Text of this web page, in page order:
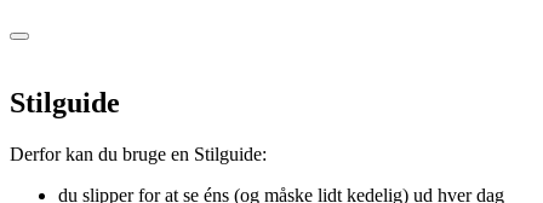
Stilguide
Derfor kan du bruge en Stilguide:
du slipper for at se éns (og måske lidt kedelig) ud hver dag